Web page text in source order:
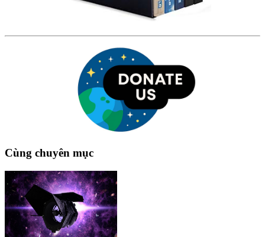
Cùng chuyên mục